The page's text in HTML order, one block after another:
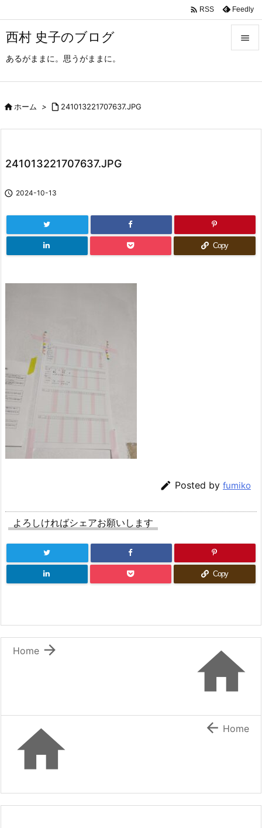
西村 史子のブログ
あるがままに。思うがままに。

 RSS Feedly
ホーム >  241013221707637.JPG
241013221707637.JPG
 2024-10-13
Copy
 Posted by fumiko
よろしければシェアお願いします
Copy


Home
  Home